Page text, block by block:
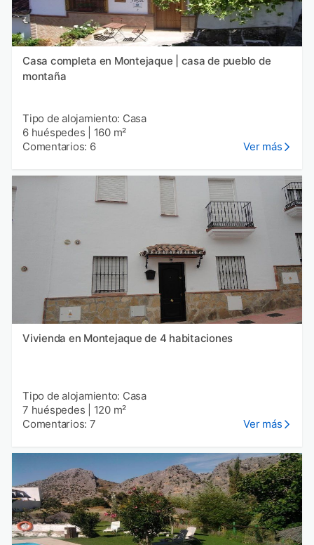
Casa completa en Montejaque | casa de pueblo de
montaña
Tipo de alojamiento: Casa
6 huéspedes
160 m²
Comentarios: 6
Ver más
Vivienda en Montejaque de 4 habitaciones
Tipo de alojamiento: Casa
7 huéspedes
120 m²
Comentarios: 7
Ver más